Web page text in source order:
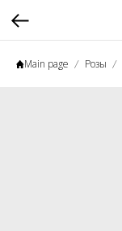
Main page Розы